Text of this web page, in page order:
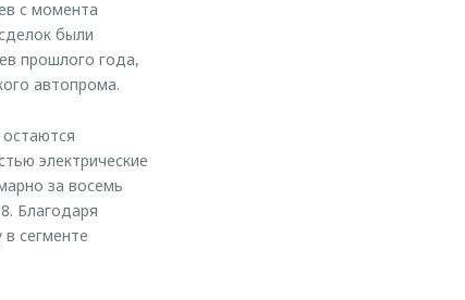
с момента
были
прошлого года,
автопрома.
электрические
за восемь
Благодаря
сегменте